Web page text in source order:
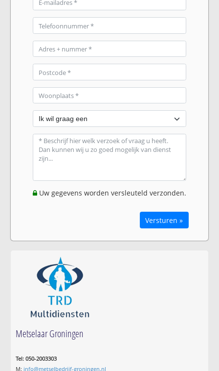
Uw gegevens worden versleuteld verzonden.
Versturen »
Metselaar Groningen
Tel: 050-2003303
M: info@metselbedrijf-groningen.nl